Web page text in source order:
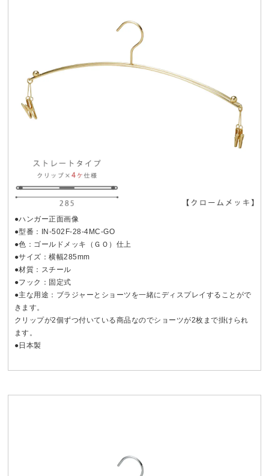
●ハンガー正面画像
●型番：IN-502F-28-4MC-GO
●色：ゴールドメッキ（ＧＯ）仕上
●サイズ：横幅285mm
●材質：スチール
●フック：固定式
●主な用途：ブラジャーとショーツを一緒にディスプレイすることがで
きます。
クリップが2個ずつ付いている商品なのでショーツが2枚まで掛けられ
ます。
●日本製